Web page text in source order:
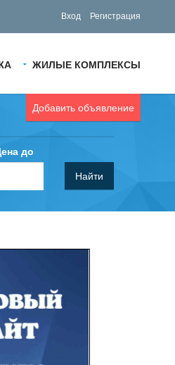
Вход Регистрация
ЖИЛЫЕ КОМПЛЕКСЫ
Добавить объявление
до
Найти